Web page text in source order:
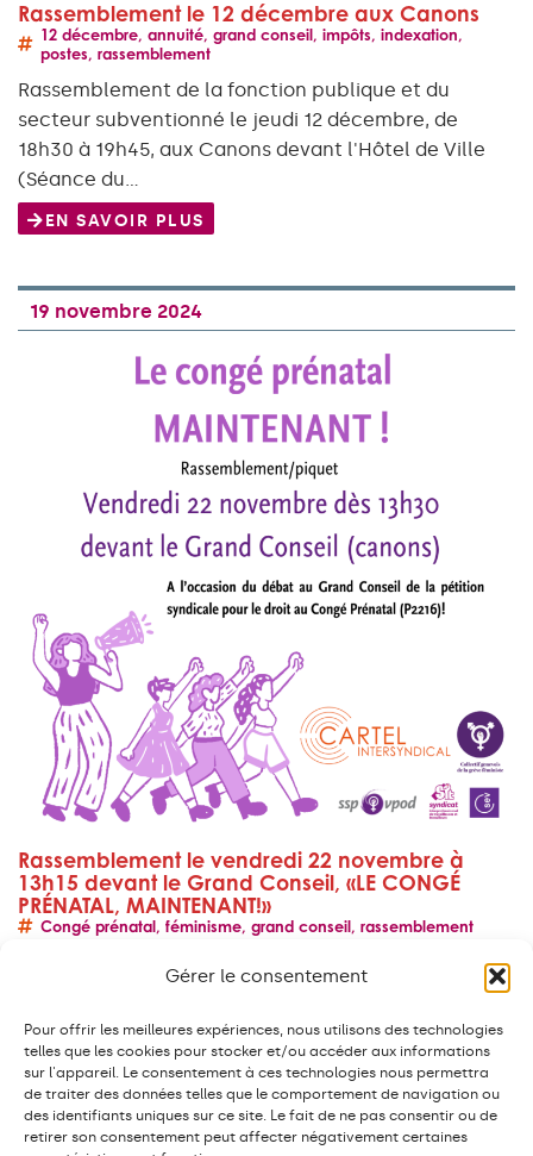
Gérer le consentement
Pour offrir les meilleures expériences, nous utilisons des technologies
telles que les cookies pour stocker et/ou accéder aux informations
sur l'appareil. Le consentement à ces technologies nous permettra
de traiter des données telles que le comportement de navigation ou
des identifiants uniques sur ce site. Le fait de ne pas consentir ou de
retirer son consentement peut affecter négativement certaines
Rassemblement le 12 décembre aux Canons
12 décembre, annuité, grand conseil, impôts, indexation,
postes, rassemblement
Rassemblement de la fonction publique et du
secteur subventionné le jeudi 12 décembre, de
18h30 à 19h45, aux Canons devant l'Hôtel de Ville
(Séance du…
EN SAVOIR PLUS
19 novembre 2024
Rassemblement le vendredi 22 novembre à
13h15 devant le Grand Conseil, «LE CONGÉ
PRÉNATAL, MAINTENANT!»
Congé prénatal, féminisme, grand conseil, rassemblement
Genève peut montrer l’exemple au reste de la
Suisse ! …. et ne ferait que s’aligner sur l’ensemble
des pays européens. Le privé, s’il n’est…
EN SAVOIR PLUS